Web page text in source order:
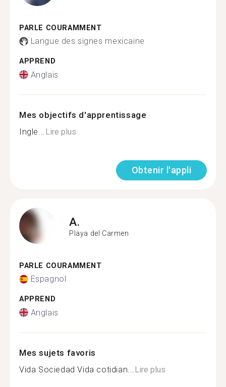
PARLE COURAMMENT
Langue des signes mexicaine
APPREND
Anglais
Mes objectifs d'apprentissage
Ingle... Lire plus
Obtenir l'appli
A.
Playa del Carmen
PARLE COURAMMENT
Espagnol
APPREND
Anglais
Mes sujets favoris
Vida Sociedad Vida cotidian... Lire plus